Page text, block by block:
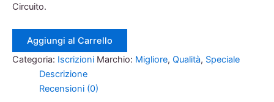
Circuito.
PRIME
quantità
Aggiungi al Carrello
Categoria: Iscrizioni Marchio: Migliore, Qualità, Speciale
Descrizione
Recensioni (0)